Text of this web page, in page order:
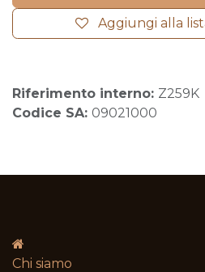
Aggiungi alla
Riferimento interno: Z259K
Codice SA: 09021000
Chi siamo